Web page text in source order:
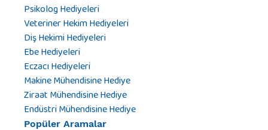
Psikolog Hediyeleri
Veteriner Hekim Hediyeleri
Diş Hekimi Hediyeleri
Ebe Hediyeleri
Eczacı Hediyeleri
Makine Mühendisine Hediye
Ziraat Mühendisine Hediye
Endüstri Mühendisine Hediye
Popüler Aramalar